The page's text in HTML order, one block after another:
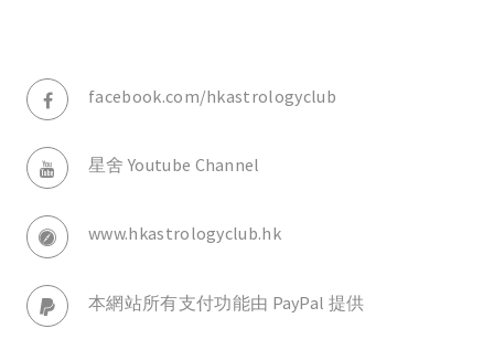
facebook.com/hkastrologyclub
星舍 Youtube Channel
www.hkastrologyclub.hk
本網站所有支付功能由 PayPal 提供